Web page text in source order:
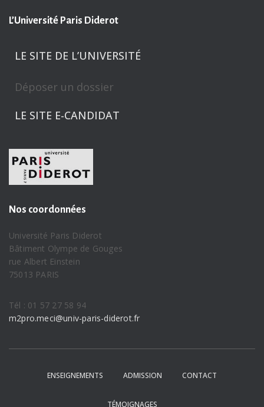
L’Université Paris Diderot
LE SITE DE L’UNIVERSITÉ
Déposer un dossier
LE SITE E-CANDIDAT
Nos coordonnées
Université Paris Diderot
Bâtiment Olympe de Gouges
rue Albert Einstein
75013 PARIS
Tél : 01 57 27 58 94
m2pro.meci@univ-paris-diderot.fr
ENSEIGNEMENTS ADMISSION CONTACT
TÉMOIGNAGES